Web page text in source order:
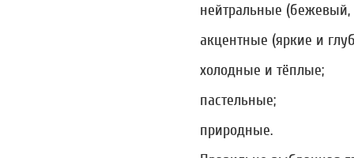
нейтральные
акцентные (яркие и
холодные и тёплые;
пастельные;
природные.